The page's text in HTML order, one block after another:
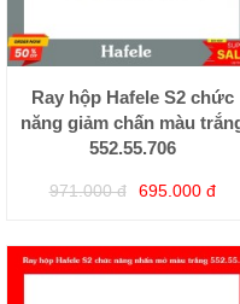
Ray hộp Hafele S2 chức
năng giảm chấn màu
552.55.706
971.000 đ 695.000 đ